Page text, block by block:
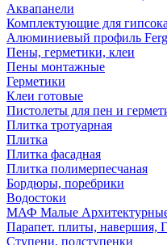
Аквапанели
Комплектующие для
Алюминиевый профиль
Пены, герметики, клеи
Пены монтажные
Герметики
Клеи готовые
Пистолеты для пен и
Плитка тротуарная
Плитка
Плитка фасадная
Плитка полимерпесчаная
Бордюры, поребрики
Водостоки
МАФ Малые
Парапет. плиты, навершия,
Ступени, подступенки